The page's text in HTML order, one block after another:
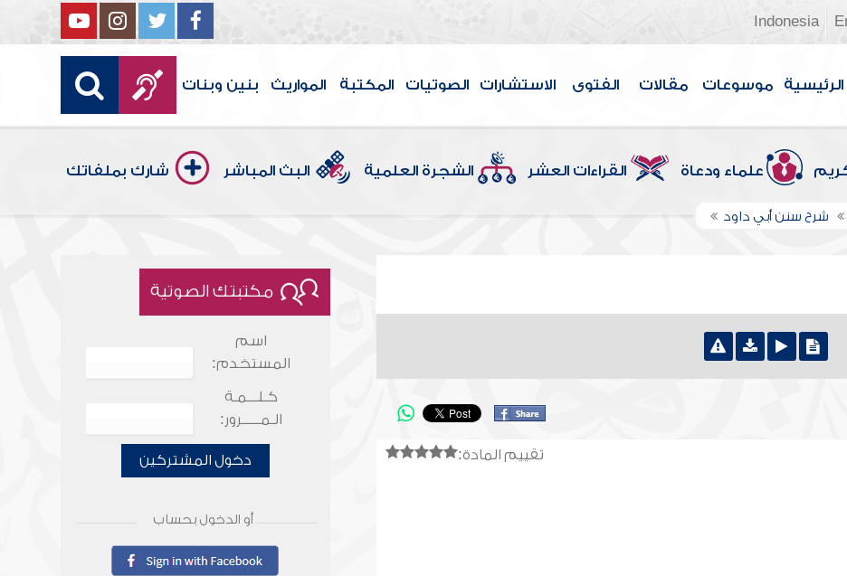
Indonesia
الرئيسية موسوعات مقالات الفتوى الاستشارات الصوتيات المكتبة المواريث بنين وبنات
علماء ودعاة القراءات العشر الشجرة العلمية البث المباشر شارك بملفاتك
شرح سنن أبي داود
تقييم المادة:
مكتبتك الصوتية
اسم
المستخدم:
كـلـــمـة
الـمـــــرور:
دخول المشتركين
أو الدخول بحساب